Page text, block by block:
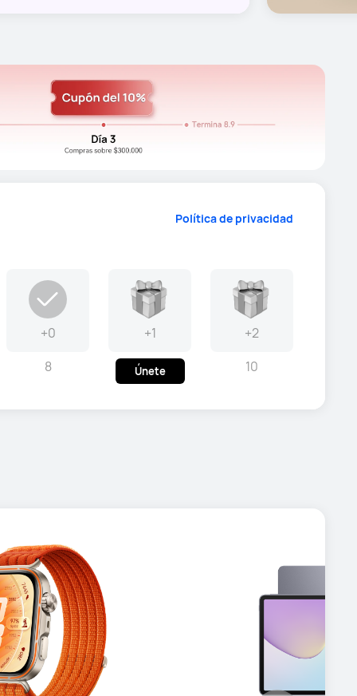
Política de privacidad
+0
8
+1
Únete
+2
10